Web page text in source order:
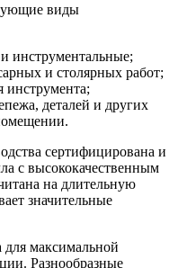
виды
инструментальные;
и столярных работ;
инструмента;
деталей и других
сертифицирована и
с высококачественным
на длительную
значительные
максимальной
Разнообразные